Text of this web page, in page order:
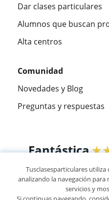
Dar clases particulares
Alumnos que buscan
Alta centros
Comunidad
Novedades y Blog
Preguntas y respuestas
Fantástica
305915
Tusclasesparticulares
analizando la navegación
servicios y